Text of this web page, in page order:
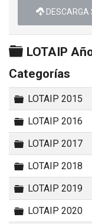
DESCARGA
Carpeta
LOTAIP
Categorías
Carpeta
LOTAIP 2015
Carpeta
LOTAIP 2016
Carpeta
LOTAIP 2017
Carpeta
LOTAIP 2018
Carpeta
LOTAIP 2019
Carpeta
LOTAIP 2020